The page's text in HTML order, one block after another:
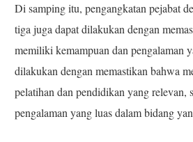
Di samping itu, pengangkatan pejabat
tiga juga dapat dilakukan dengan
memiliki kemampuan dan pengalaman
dilakukan dengan memastikan bahwa
pelatihan dan pendidikan yang relevan,
pengalaman yang luas dalam bidang